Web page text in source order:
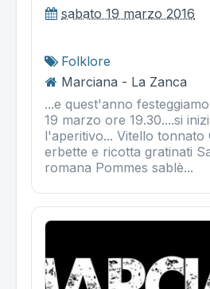
sabato 19 marzo 2016
Folklore
Marciana - La Zanca
...e quest'anno
19 marzo ore 19.30....si
l'aperitivo... Vitello tonnato
erbette e ricotta gratinati
romana Pommes sablè...